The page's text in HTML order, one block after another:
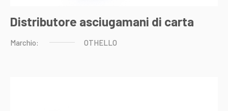
Distributore asciugamani di carta
Marchio: OTHELLO